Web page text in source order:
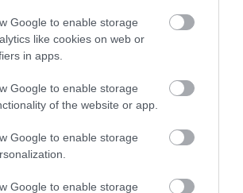
Google to enable storage
like cookies on web or
in apps.
Google to enable storage
of the website or app.
Google to enable storage
Google to enable storage
που είχε
στην Εύβοια:
κεφάλι του